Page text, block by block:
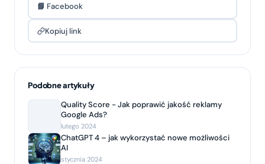
📘 Facebook
Kopiuj link
Podobne artykuły
Quality Score - Jak poprawić jakość reklamy
Google Ads?
lutego 2024
ChatGPT 4 – jak wykorzystać nowe możliwości
AI
stycznia 2024